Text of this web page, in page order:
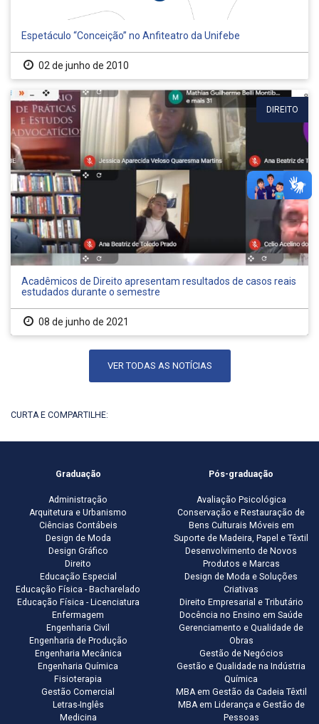
Espetáculo “Conceição” no Anfiteatro da Unifebe
02 de junho de 2010
DIREITO
Acadêmicos de Direito apresentam resultados de casos reais
estudados durante o semestre
08 de junho de 2021
VER TODAS AS NOTÍCIAS
CURTA E COMPARTILHE:
Graduação
Administração
Arquitetura e Urbanismo
Ciências Contábeis
Design de Moda
Design Gráfico
Direito
Educação Especial
Educação Física - Bacharelado
Educação Física - Licenciatura
Enfermagem
Engenharia Civil
Engenharia de Produção
Engenharia Mecânica
Engenharia Química
Fisioterapia
Gestão Comercial
Letras-Inglês
Medicina
Pós-graduação
Avaliação Psicológica
Conservação e Restauração de
Bens Culturais Móveis em
Suporte de Madeira, Papel e Têxtil
Desenvolvimento de Novos
Produtos e Marcas
Design de Moda e Soluções
Criativas
Direito Empresarial e Tributário
Docência no Ensino em Saúde
Gerenciamento e Qualidade de
Obras
Gestão de Negócios
Gestão e Qualidade na Indústria
Química
MBA em Gestão da Cadeia Têxtil
MBA em Liderança e Gestão de
Pessoas